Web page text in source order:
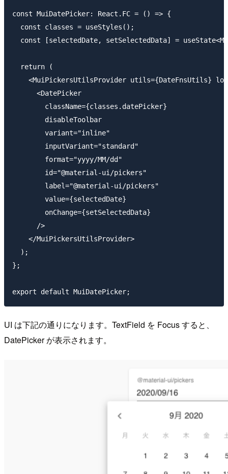
const MuiDatePicker: React.FC = () => {
  const classes = useStyles();
const [selectedDate, setSelectedData] =
  return (
<MuiPickersUtilsProvider utils={DateFnsUtils}
      <DatePicker
        className={classes.datePicker}
        disableToolbar
        variant="inline"
        inputVariant="standard"
        format="yyyy/MM/dd"
        id="@material-ui/pickers"
        label="@material-ui/pickers"
        value={selectedDate}
        onChange={setSelectedData}
      />
    </MuiPickersUtilsProvider>
  );
};
UI は下記の通りになります。TextField を Focus すると、
DatePicker が表示されます。